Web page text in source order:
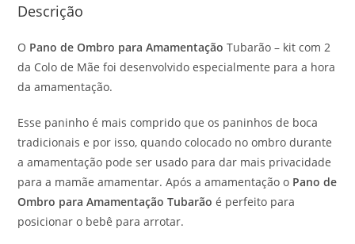
Descrição
O Pano de Ombro para Amamentação Tubarão – kit com 2
da Colo de Mãe foi desenvolvido especialmente para a hora
da amamentação.
Esse paninho é mais comprido que os paninhos de boca
tradicionais e por isso, quando colocado no ombro durante
a amamentação pode ser usado para dar mais privacidade
para a mamãe amamentar. Após a amamentação o Pano de
Ombro para Amamentação Tubarãoé perfeito para
posicionar o bebê para arrotar.